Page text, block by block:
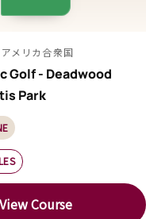
メリカ合衆国
Golf - Deadwood
Park
View Course